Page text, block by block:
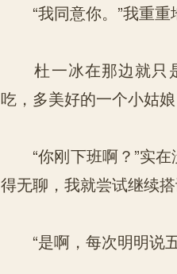
“我同意你。”我重重
杜一冰在那边就只
吃，多美好的一个小姑
“你刚下班啊？”实在
得无聊，我就尝试继续搭
“是啊，每次明明说五